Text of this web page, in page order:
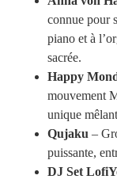
connue pour
piano et à
sacrée.
Happy
mouvement
unique
Qujaku –
puissante,
DJ Set